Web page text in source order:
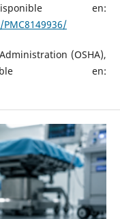
en:
(OSHA),
en: